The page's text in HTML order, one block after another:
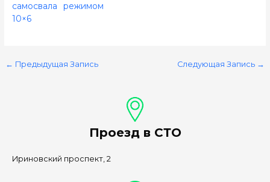
самосвала
10×6
режимом
← Предыдущая Запись Следующая Запись →
Проезд в СТО
Ириновский проспект, 2